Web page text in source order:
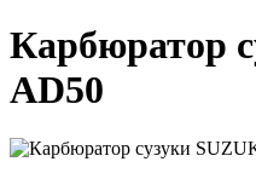
Карбюратор
AD50